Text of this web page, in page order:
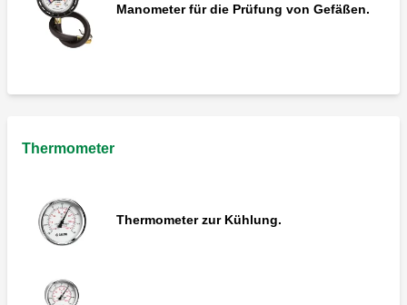
Manometer für die Prüfung von Gefäßen.
Thermometer
Thermometer zur Kühlung.